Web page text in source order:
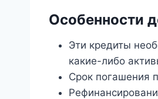
Особенности
Эти кредиты
какие-либо
Срок погашения